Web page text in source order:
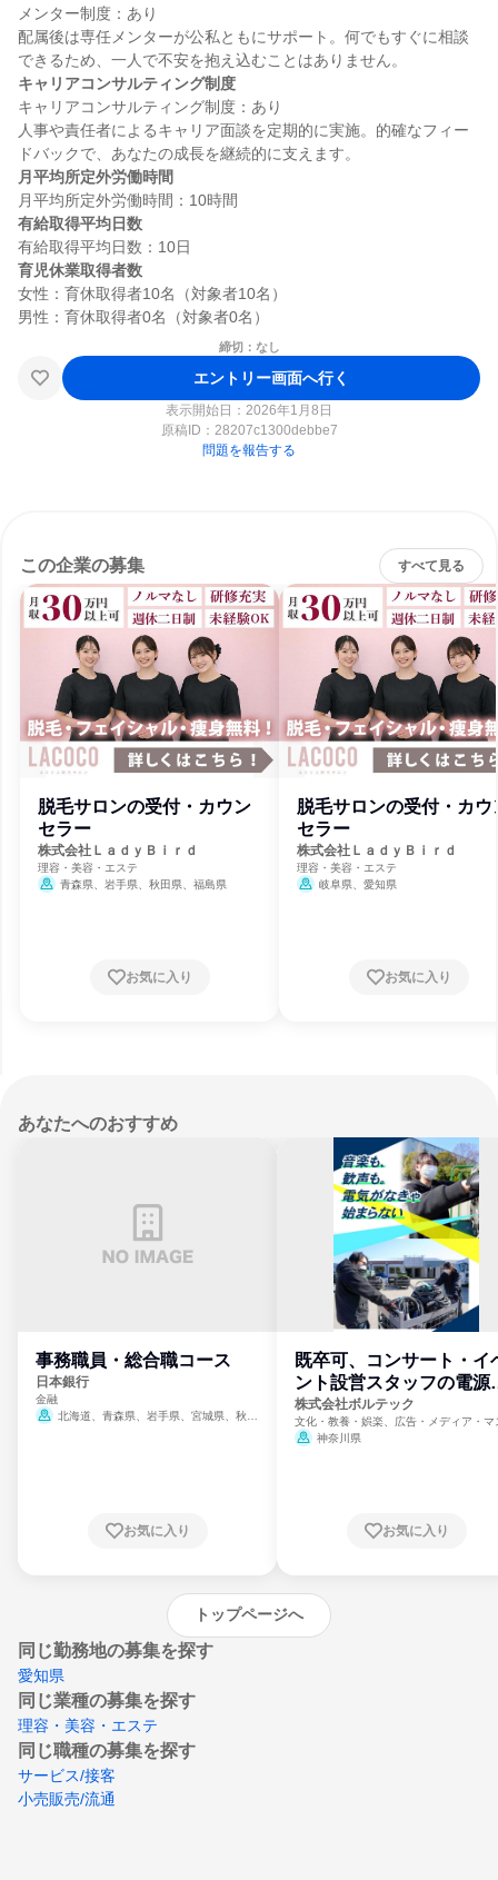
メンター制度：あり
配属後は専任メンターが公私ともにサポート。何でもすぐに相談
キャリアコンサルティング制度
キャリアコンサルティング制度：あり
人事や責任者によるキャリア面談を定期的に実施。的確なフィー
月平均所定外労働時間
有給取得平均日数
育児休業取得者数
女性：育休取得者10名（対象者10名）
締切：なし
エントリー画面へ行く
表示開始日：2026年1月8日
原稿ID： 28207c1300debbe7
問題を報告する
この企業の募集 すべて見る
脱毛サロンの受付・カウン
セラー
株式会社ＬａｄｙＢｉｒｄ
理容・美容・エステ
青森県、岩手県、秋田県、福島県
お気に入り
脱毛サロンの受付・カウ
セラー
株式会社ＬａｄｙＢｉｒｄ
理容・美容・エステ
岐阜県、愛知県
お気に入り
あなたへのおすすめ
事務職員・総合職コース
日本銀行
金融
北海道、青森県、岩手県、宮城県、秋田
崎県、熊本県、大分県、宮崎県、鹿児島県、
お気に入り
既卒可、コンサート・イ
ント設営スタッフの電源
門
株式会社ボルテック
文化・教養・娯楽、広告・メディア・マ
ミ、電力・ガス・水道・エネルギー
神奈川県
お気に入り
トップページへ
同じ勤務地の募集を探す
愛知県
同じ業種の募集を探す
理容・美容・エステ
同じ職種の募集を探す
サービス/接客
小売販売/流通